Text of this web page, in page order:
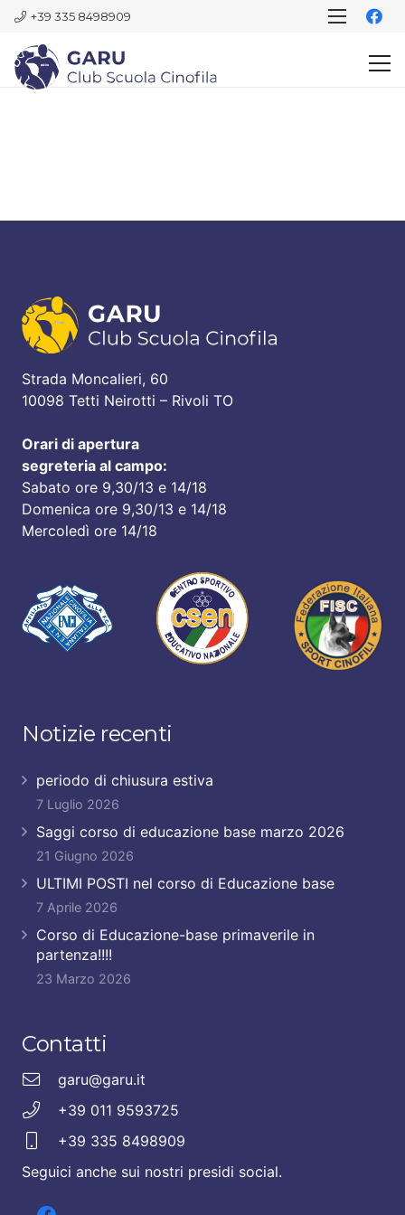
+39 335 8498909
Strada Moncalieri, 60
10098 Tetti Neirotti – Rivoli TO
Orari di apertura
segreteria al campo:
Sabato ore 9,30/13 e 14/18
Domenica ore 9,30/13 e 14/18
Mercoledì ore 14/18
Notizie recenti
periodo di chiusura estiva
7 Luglio 2026
Saggi corso di educazione base marzo 2026
21 Giugno 2026
ULTIMI POSTI nel corso di Educazione base
7 Aprile 2026
Corso di Educazione-base primaverile in
partenza!!!!
23 Marzo 2026
Contatti
garu@garu.it
+39 011 9593725
+39 335 8498909
Seguici anche sui nostri presidi social.